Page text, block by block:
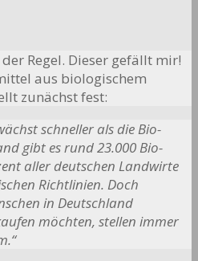
Regel. Dieser gefällt mir!
aus biologischem
zunächst fest:
schneller als die Bio-
gibt es rund 23.000 Bio-
aller deutschen Landwirte
Richtlinien. Doch
in Deutschland
möchten, stellen immer